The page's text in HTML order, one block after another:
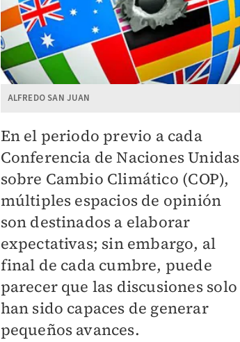
ALFREDO SAN JUAN
En el periodo previo a cada
Conferencia de Naciones Unidas
sobre Cambio Climático (COP),
múltiples espacios de opinión
son destinados a elaborar
expectativas; sin embargo, al
final de cada cumbre, puede
parecer que las discusiones solo
han sido capaces de generar
pequeños avances.